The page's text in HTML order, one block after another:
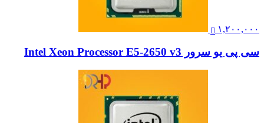
۱,۲۰۰,۰۰۰
سی پی یو سرور Intel Xeon Processor E5-2650 v3